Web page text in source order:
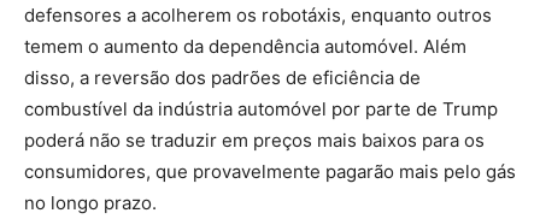
defensores a acolherem os robotáxis, enquanto outros
temem o aumento da dependência automóvel. Além
disso, a reversão dos padrões de eficiência de
combustível da indústria automóvel por parte de Trump
poderá não se traduzir em preços mais baixos para os
consumidores, que provavelmente pagarão mais pelo gás
no longo prazo.